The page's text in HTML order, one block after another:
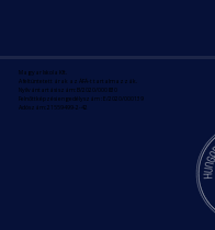
Magyar Iskola Kft.
A feltüntetett árak az ÁFÁ-t tartalmazzák.
Nyilvántartási szám: B/2020/000830
Felnőttképzési engedélyszám : E/2020/000139
Adószám: 21559499-2-42